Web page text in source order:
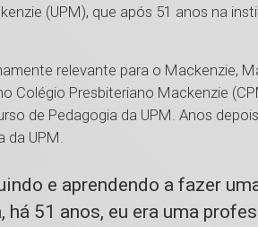
(UPM), que após 51 anos na
relevante para o Mackenzie,
Colégio Presbiteriano Mackenzie
de Pedagogia da UPM. Anos
da UPM.
e aprendendo a fazer
há 51 anos, eu era uma